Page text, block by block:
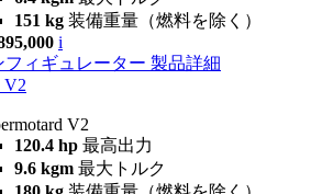
151 kg 装備重量（燃料を除く）
i
フィギュレーター 製品詳細
V2
V2
120.4 hp 最高出力
9.6 kgm 最大トルク